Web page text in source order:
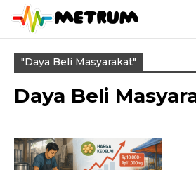
"daya Beli Masyarakat"
Daya Beli